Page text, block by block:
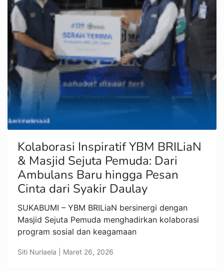
Kolaborasi Inspiratif YBM BRILiaN
& Masjid Sejuta Pemuda: Dari
Ambulans Baru hingga Pesan
Cinta dari Syakir Daulay
SUKABUMI – YBM BRILiaN bersinergi dengan
Masjid Sejuta Pemuda menghadirkan kolaborasi
program sosial dan keagamaan
Siti Nurlaela | Maret 26, 2026